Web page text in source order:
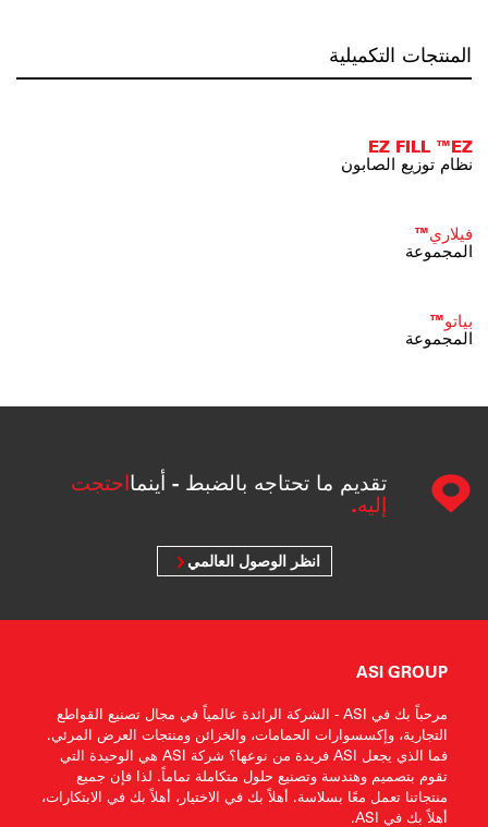
المنتجات التكميلية
EZ FILL ™EZ
نظام توزيع الصابون
فيلاري™
المجموعة
بياتو™
المجموعة
تقديم ما تحتاجه بالضبط - أينمااحتجت
إليه.
انظر الوصول العالمي
ASI GROUP
مرحباً بك في ASI - الشركة الرائدة عالمياً في مجال تصنيع القواطع
التجارية، وإكسسوارات الحمامات، والخزائن ومنتجات العرض المرئي.
فما الذي يجعل ASI فريدة من نوعها؟ شركة ASI هي الوحيدة التي
تقوم بتصميم وهندسة وتصنيع حلول متكاملة تماماً. لذا فإن جميع
منتجاتنا تعمل معًا بسلاسة. أهلاً بك في الاختيار، أهلاً بك في الابتكارات،
أهلاً بك في ASI.